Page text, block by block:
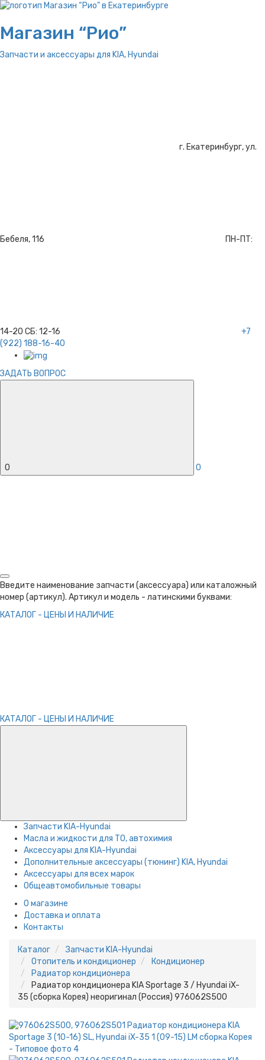
Магазин “Рио”
Запчасти и аксессуары для KIA, Hyundai
г. Екатеринбург, ул.
Бебеля, 116 ПН-ПТ:
14-20 СБ: 12-16
+7
(922) 188-16-40
ЗАДАТЬ ВОПРОС
0 0
Введите наименование запчасти (аксессуара) или каталожный
номер (артикул). Артикул и модель - латинскими буквами:
КАТАЛОГ - ЦЕНЫ И НАЛИЧИЕ
КАТАЛОГ - ЦЕНЫ И НАЛИЧИЕ
Запчасти KIA-Hyundai
Масла и жидкости для ТО, автохимия
Аксессуары для KIA-Hyundai
Дополнительные аксессуары (тюнинг) KIA, Hyundai
Аксессуары для всех марок
Общеавтомобильные товары
О магазине
Доставка и оплата
Контакты
Каталог
Запчасти KIA-Hyundai
Отопитель и кондиционер
Кондиционер
Радиатор кондиционера
Радиатор кондиционера KIA Sportage 3 / Hyundai iX-
35 (сборка Корея) неоригинал (Россия) 976062S500